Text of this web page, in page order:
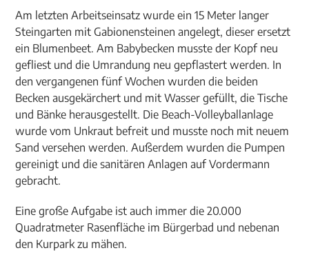
Am letzten Arbeitseinsatz wurde ein 15 Meter langer
Steingarten mit Gabionensteinen angelegt, dieser ersetzt
ein Blumenbeet. Am Babybecken musste der Kopf neu
gefliest und die Umrandung neu gepflastert werden. In
den vergangenen fünf Wochen wurden die beiden
Becken ausgekärchert und mit Wasser gefüllt, die Tische
und Bänke herausgestellt. Die Beach-Volleyballanlage
wurde vom Unkraut befreit und musste noch mit neuem
Sand versehen werden. Außerdem wurden die Pumpen
gereinigt und die sanitären Anlagen auf Vordermann
gebracht.
Eine große Aufgabe ist auch immer die 20.000
Quadratmeter Rasenfläche im Bürgerbad und nebenan
den Kurpark zu mähen.